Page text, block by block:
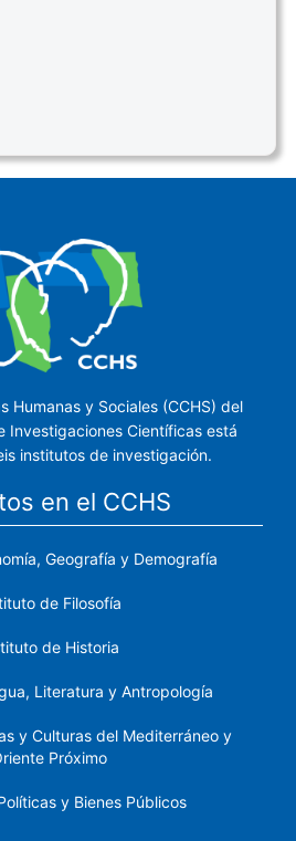
Humanas y Sociales (CCHS) del
Investigaciones Científicas está
institutos de investigación.
en el CCHS
Geografía y Demografía
de Filosofía
de Historia
Literatura y Antropología
y Culturas del Mediterráneo y
Próximo
y Bienes Públicos